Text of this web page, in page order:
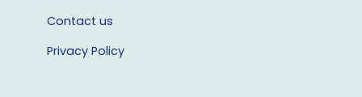
Contact us
Privacy Policy